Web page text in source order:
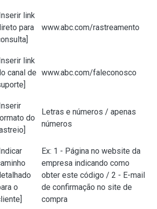
[Inserir link
para
www.abc.com/rastreamento
[Inserir link
canal de www.abc.com/faleconosco
[Inserir
do
Letras e números / apenas
números
[Indicar
o
Ex: 1 - Página no website da
empresa indicando como
obter este código / 2 - E-mail
de confirmação no site de
compra